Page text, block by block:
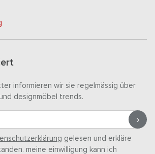
informieren wir sie regelmässig über
designmöbel trends.
gelesen und erkläre
meine einwilligung kann ich